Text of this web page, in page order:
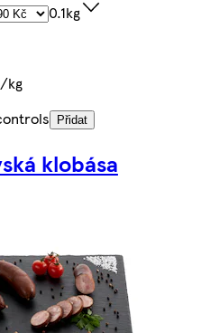
0.1kg
kg
Přidat
klobása